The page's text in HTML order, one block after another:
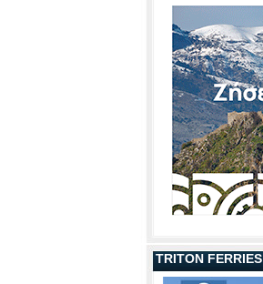
TRITON FERRIES